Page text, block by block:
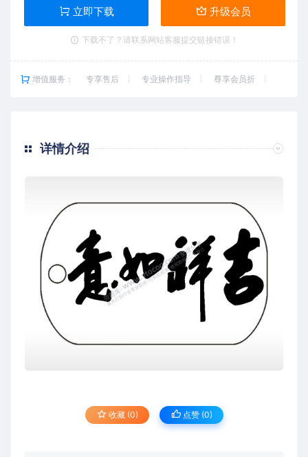
立即下载 升级会员
下载不了？请联系网站客服提交链接错误！
增值服务： 专享售后 专业操作指导 尊享会员折
详情介绍
收藏 (0) 点赞 (0)